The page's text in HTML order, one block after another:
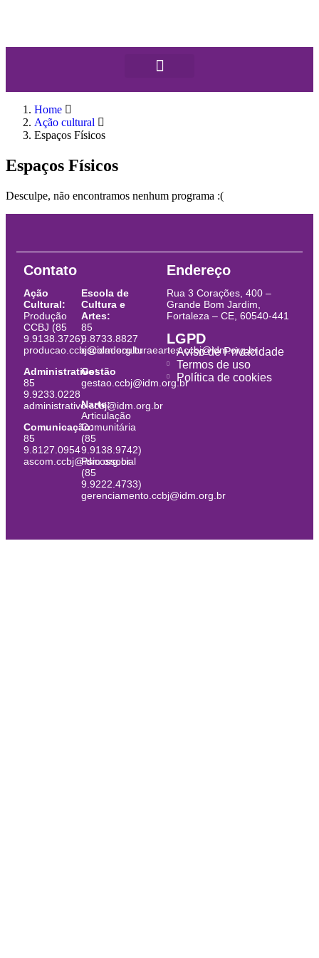
Home
Ação cultural
Espaços Físicos
Espaços Físicos
Desculpe, não encontramos nenhum programa :(
Contato
Ação
Cultural:
Produção
CCBJ (85
9.9138.3726)
producao.ccbj@idm.org.br
Administrativo:
85
9.9233.0228
administrativo.ccbj@idm.org.br
Comunicação:
85
9.8127.0954
ascom.ccbj@idm.org.br
Escola de
Cultura e
Artes:
85
9.8733.8827
escoladeculturaeartes.ccbj@idm.org.br
Gestão
gestao.ccbj@idm.org.br
Narte:
Articulação
Comunitária
(85
9.9138.9742)
Psicossocial
(85
9.9222.4733)
gerenciamento.ccbj@idm.org.br
Endereço
Rua 3 Corações, 400 –
Grande Bom Jardim,
Fortaleza – CE, 60540-441
LGPD
Aviso de Privacidade
Termos de uso
Política de cookies